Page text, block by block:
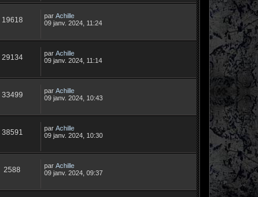
19618 par Achille
09 janv. 2024, 11:24
29134 par Achille
09 janv. 2024, 11:14
33499 par Achille
09 janv. 2024, 10:43
38591 par Achille
09 janv. 2024, 10:30
2588 par Achille
09 janv. 2024, 09:37